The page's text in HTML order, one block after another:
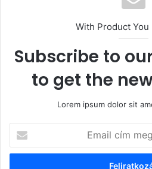
With Product You
Subscribe to
to get the
Lorem ipsum dolor sit
cím
megadása